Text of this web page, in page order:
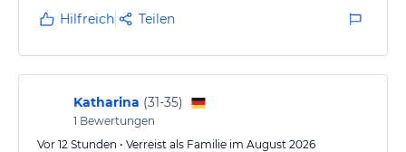
Klimaanlage nicht steuerbar (es gab einen Regler,
aber ohne Funktion)
Das Bett hart wie Beton. Kissen waren überzogener
Schaumstoff.
Kein Tresor.
Hilfreich Teilen
Katharina (31-35)
1 Bewertungen
Vor 12 Stunden • Verreist als Familie im August 2026